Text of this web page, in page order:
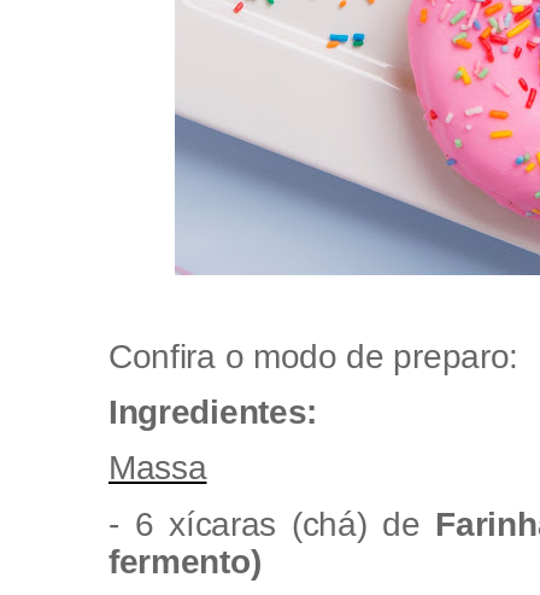
Confira o modo de preparo:
Ingredientes:
Massa
- 6 xícaras (chá) de
fermento)